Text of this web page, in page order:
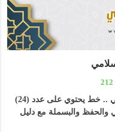
212
خط مخطوطات الترضي والترحم الإسلامي .. خط يحتوي على عدد (24)
والبسملة مع دليل